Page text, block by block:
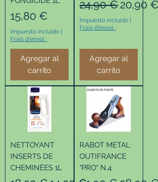
Precio
15,80 €
Impuesto incluido
Frais d'envoi :
Agregar al
carrito
Precio
24,90 €Precio
20,90 €
Impuesto incluido
Frais d'envoi :
Agregar al
carrito
NETTOYANT
INSERTS DE
CHEMINÉES 1L
RABOT METAL
OUTIFRANCE
"PRO" N.4